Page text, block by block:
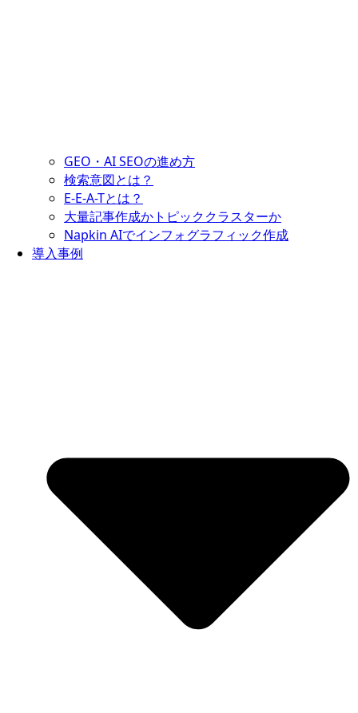
GEO・AI SEOの進め方
検索意図とは？
E-E-A-Tとは？
大量記事作成かトピッククラスターか
Napkin AIでインフォグラフィック作成
導入事例